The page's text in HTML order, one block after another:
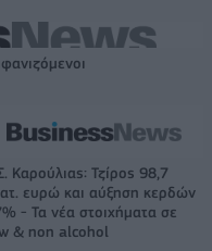
Καρούλιας: Τζίρος 98,7
ευρώ και αύξηση κερδών
- Τα νέα στοιχήματα σε
& non alcohol